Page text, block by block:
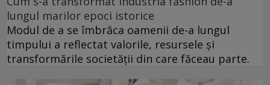
lungul marilor epoci istorice
Modul de a se îmbrăca oamenii de-a lungul
timpului a reflectat valorile, resursele și
transformările societății din care făceau parte.